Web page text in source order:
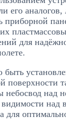
его аналогов,
приборной
для
поверхности
небосвод над
над
для